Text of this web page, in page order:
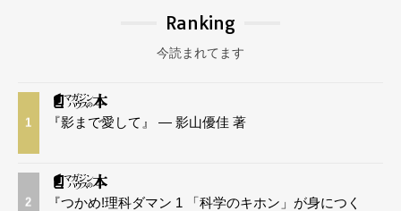
Ranking
今読まれてます
1 『影まで愛して』 — 影山優佳 著
2
『つかめ!理科ダマン 1 「科学のキホン」が身につく